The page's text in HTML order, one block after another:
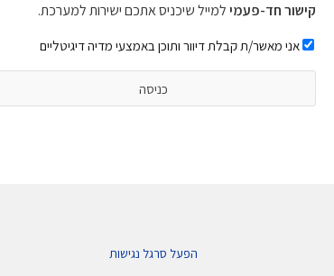
קישור חד-פעמילמייל שיכניס אתכם ישירות למערכת.
אני מאשר/ת קבלת דיוור ותוכן באמצעי מדיה דיגיטליים
הפעל סרגל נגישות